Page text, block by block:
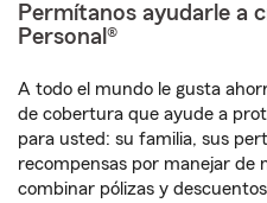
Permítanos ayudarle a
Personal®
A todo el mundo le gusta
de cobertura que ayude a
para usted: su familia, sus
recompensas por manejar de
combinar pólizas y